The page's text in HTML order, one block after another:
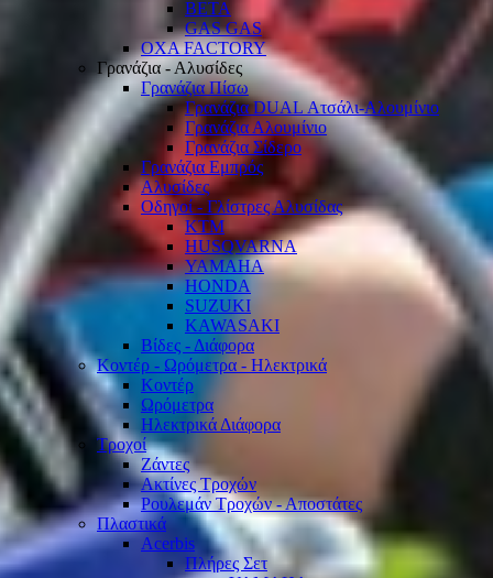
BETA
GAS GAS
OXA FACTORY
Γρανάζια - Αλυσίδες
Γρανάζια Πίσω
Γρανάζια DUAL Ατσάλι-Αλουμίνιο
Γρανάζια Αλουμίνιο
Γρανάζια Σίδερο
Γρανάζια Εμπρός
Αλυσίδες
Οδηγοί - Γλίστρες Αλυσίδας
KTM
HUSQVARNA
YAMAHA
HONDA
SUZUKI
KAWASAKI
Βίδες - Διάφορα
Κοντέρ - Ωρόμετρα - Ηλεκτρικά
Κοντέρ
Ωρόμετρα
Ηλεκτρικά Διάφορα
Τροχοί
Ζάντες
Ακτίνες Τροχών
Ρουλεμάν Τροχών - Αποστάτες
Πλαστικά
Acerbis
Πλήρες Σετ